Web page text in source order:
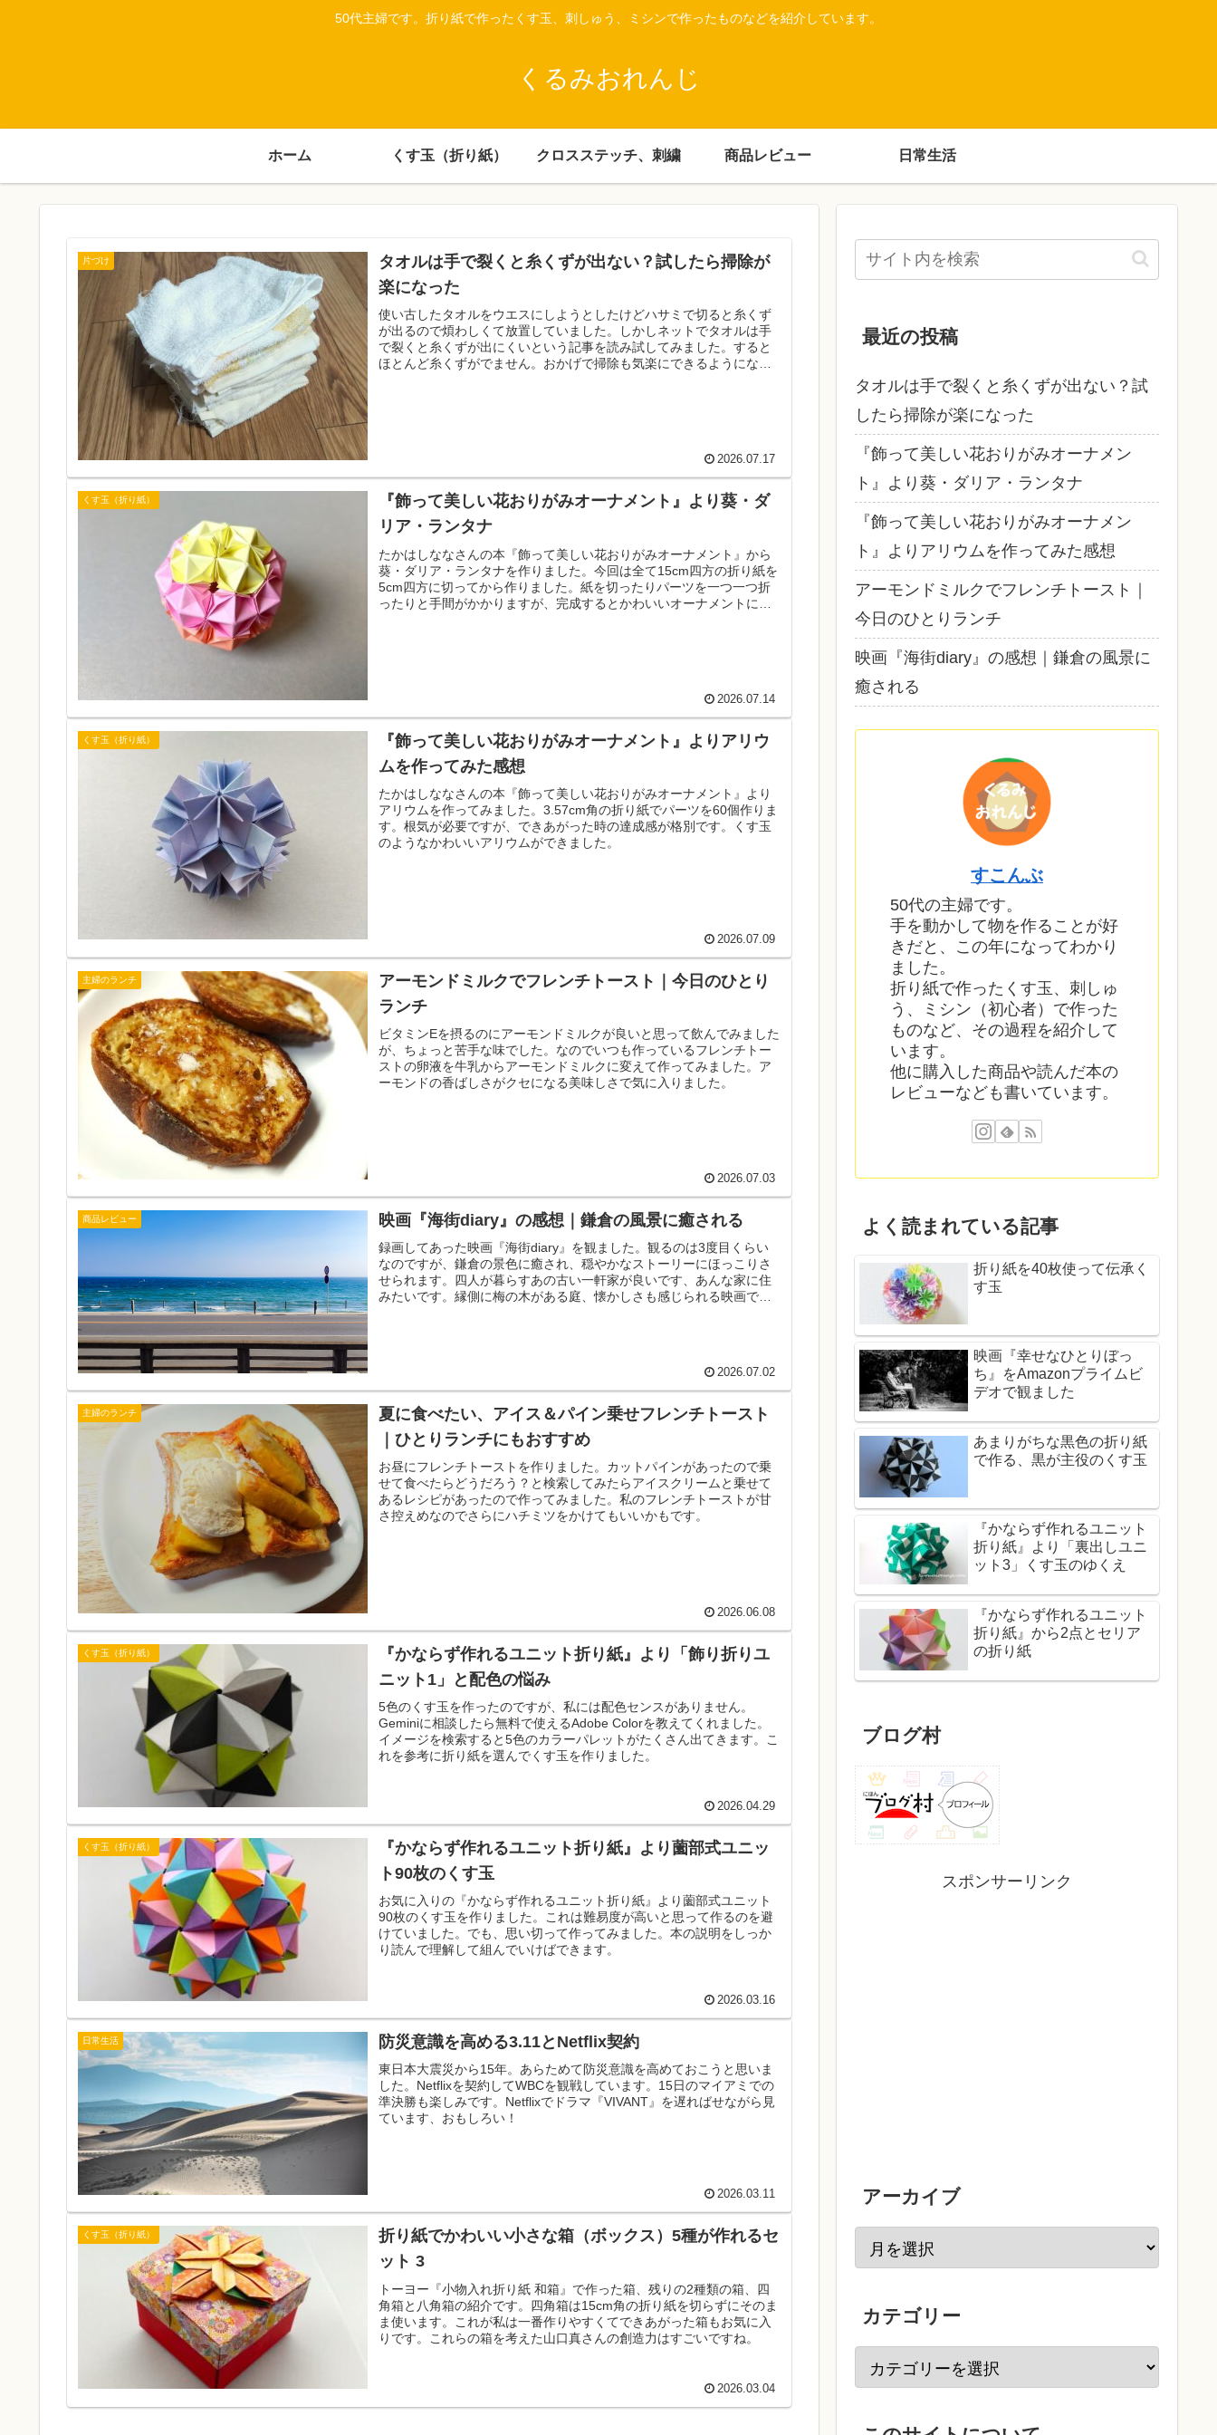
50代主婦です。折り紙で作ったくす玉、刺しゅう、ミシンで作ったものなどを紹介しています。
くるみおれんじ
ホーム くす玉（折り紙） クロスステッチ、刺繍 商品レビュー 日常生活
片づけ
タオルは手で裂くと糸くずが出ない？試したら掃除が
楽になった
使い古したタオルをウエスにしようとしたけどハサミで切ると糸くず
が出るので煩わしくて放置していました。しかしネットでタオルは手
で裂くと糸くずが出にくいという記事を読み試してみました。すると
ほとんど糸くずがでません。おかげで掃除も気楽にできるようになり
2026.07.17
くす玉（折り紙）
『飾って美しい花おりがみオーナメント』より葵・ダ
リア・ランタナ
たかはしななさんの本『飾って美しい花おりがみオーナメント』から
葵・ダリア・ランタナを作りました。今回は全て15cm四方の折り紙を
5cm四方に切ってから作りました。紙を切ったりパーツを一つ一つ折
ったりと手間がかかりますが、完成するとかわいいオーナメントにな
2026.07.14
くす玉（折り紙）
『飾って美しい花おりがみオーナメント』よりアリウ
ムを作ってみた感想
たかはしななさんの本『飾って美しい花おりがみオーナメント』より
アリウムを作ってみました。3.57cm角の折り紙でパーツを60個作りま
す。根気が必要ですが、できあがった時の達成感が格別です。くす玉
のようなかわいいアリウムができました。
2026.07.09
主婦のランチ
アーモンドミルクでフレンチトースト｜今日のひとり
ランチ
ビタミンEを摂るのにアーモンドミルクが良いと思って飲んでみました
が、ちょっと苦手な味でした。なのでいつも作っているフレンチトー
ストの卵液を牛乳からアーモンドミルクに変えて作ってみました。ア
ーモンドの香ばしさがクセになる美味しさで気に入りました。
2026.07.03
商品レビュー 映画『海街diary』の感想｜鎌倉の風景に癒される
録画してあった映画『海街diary』を観ました。観るのは3度目くらい
なのですが、鎌倉の景色に癒され、穏やかなストーリーにほっこりさ
せられます。四人が暮らすあの古い一軒家が良いです、あんな家に住
みたいです。縁側に梅の木がある庭、懐かしさも感じられる映画で
2026.07.02
主婦のランチ
夏に食べたい、アイス＆パイン乗せフレンチトースト
｜ひとりランチにもおすすめ
お昼にフレンチトーストを作りました。カットパインがあったので乗
せて食べたらどうだろう？と検索してみたらアイスクリームと乗せて
あるレシピがあったので作ってみました。私のフレンチトーストが甘
さ控えめなのでさらにハチミツをかけてもいいかもです。
2026.06.08
くす玉（折り紙）
『かならず作れるユニット折り紙』より「飾り折りユ
ニット1」と配色の悩み
5色のくす玉を作ったのですが、私には配色センスがありません。
Geminiに相談したら無料で使えるAdobe Colorを教えてくれました。
イメージを検索すると5色のカラーパレットがたくさん出てきます。こ
れを参考に折り紙を選んでくす玉を作りました。
2026.04.29
くす玉（折り紙）
『かならず作れるユニット折り紙』より薗部式ユニッ
ト90枚のくす玉
お気に入りの『かならず作れるユニット折り紙』より薗部式ユニット
90枚のくす玉を作りました。これは難易度が高いと思って作るのを避
けていました。でも、思い切って作ってみました。本の説明をしっか
り読んで理解して組んでいけばできます。
2026.03.16
日常生活 防災意識を高める3.11とNetflix契約
東日本大震災から15年。あらためて防災意識を高めておこうと思いま
した。Netflixを契約してWBCを観戦しています。15日のマイアミでの
準決勝も楽しみです。Netflixでドラマ『VIVANT』を遅ればせながら見
ています、おもしろい！
2026.03.11
くす玉（折り紙）
折り紙でかわいい小さな箱（ボックス）5種が作れるセ
ット 3
トーヨー『小物入れ折り紙 和箱』で作った箱、残りの2種類の箱、四
角箱と八角箱の紹介です。四角箱は15cm角の折り紙を切らずにそのま
ま使います。これが私は一番作りやすくてできあがった箱もお気に入
りです。これらの箱を考えた山口真さんの創造力はすごいですね。
2026.03.04
最近の投稿
タオルは手で裂くと糸くずが出ない？試
したら掃除が楽になった
『飾って美しい花おりがみオーナメン
ト』より葵・ダリア・ランタナ
『飾って美しい花おりがみオーナメン
ト』よりアリウムを作ってみた感想
アーモンドミルクでフレンチトースト｜
今日のひとりランチ
映画『海街diary』の感想｜鎌倉の風景に
癒される
すこんぶ
50代の主婦です。
手を動かして物を作ることが好
きだと、この年になってわかり
ました。
折り紙で作ったくす玉、刺しゅ
う、ミシン（初心者）で作った
ものなど、その過程を紹介して
います。
他に購入した商品や読んだ本の
レビューなども書いています。
よく読まれている記事
折り紙を40枚使って伝承く
す玉
映画『幸せなひとりぼっ
ち』をAmazonプライムビ
デオで観ました
あまりがちな黒色の折り紙
で作る、黒が主役のくす玉
『かならず作れるユニット
折り紙』より「裏出しユニ
ット3」くす玉のゆくえ
『かならず作れるユニット
折り紙』から2点とセリア
の折り紙
ブログ村
スポンサーリンク
アーカイブ
カテゴリー